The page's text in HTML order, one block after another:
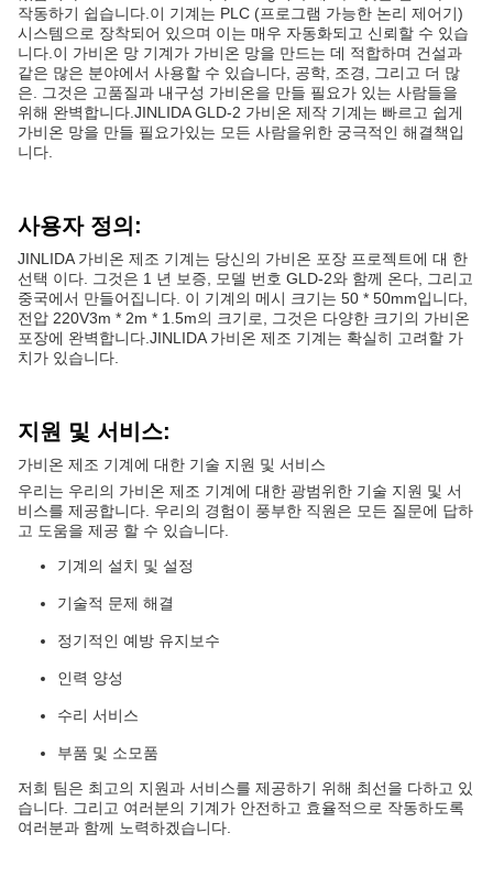
작동하기 쉽습니다.이 기계는 PLC (프로그램 가능한 논리 제어기)
시스템으로 장착되어 있으며 이는 매우 자동화되고 신뢰할 수 있습
니다.이 가비온 망 기계가 가비온 망을 만드는 데 적합하며 건설과
같은 많은 분야에서 사용할 수 있습니다, 공학, 조경, 그리고 더 많
은. 그것은 고품질과 내구성 가비온을 만들 필요가 있는 사람들을
위해 완벽합니다.JINLIDA GLD-2 가비온 제작 기계는 빠르고 쉽게
가비온 망을 만들 필요가있는 모든 사람을위한 궁극적인 해결책입
니다.
사용자 정의:
JINLIDA 가비온 제조 기계는 당신의 가비온 포장 프로젝트에 대 한
선택 이다. 그것은 1 년 보증, 모델 번호 GLD-2와 함께 온다, 그리고
중국에서 만들어집니다. 이 기계의 메시 크기는 50 * 50mm입니다,
전압 220V3m * 2m * 1.5m의 크기로, 그것은 다양한 크기의 가비온
포장에 완벽합니다.JINLIDA 가비온 제조 기계는 확실히 고려할 가
치가 있습니다.
지원 및 서비스:
가비온 제조 기계에 대한 기술 지원 및 서비스
우리는 우리의 가비온 제조 기계에 대한 광범위한 기술 지원 및 서
비스를 제공합니다. 우리의 경험이 풍부한 직원은 모든 질문에 답하
고 도움을 제공 할 수 있습니다.
기계의 설치 및 설정
기술적 문제 해결
정기적인 예방 유지보수
인력 양성
수리 서비스
부품 및 소모품
저희 팀은 최고의 지원과 서비스를 제공하기 위해 최선을 다하고 있
습니다. 그리고 여러분의 기계가 안전하고 효율적으로 작동하도록
여러분과 함께 노력하겠습니다.